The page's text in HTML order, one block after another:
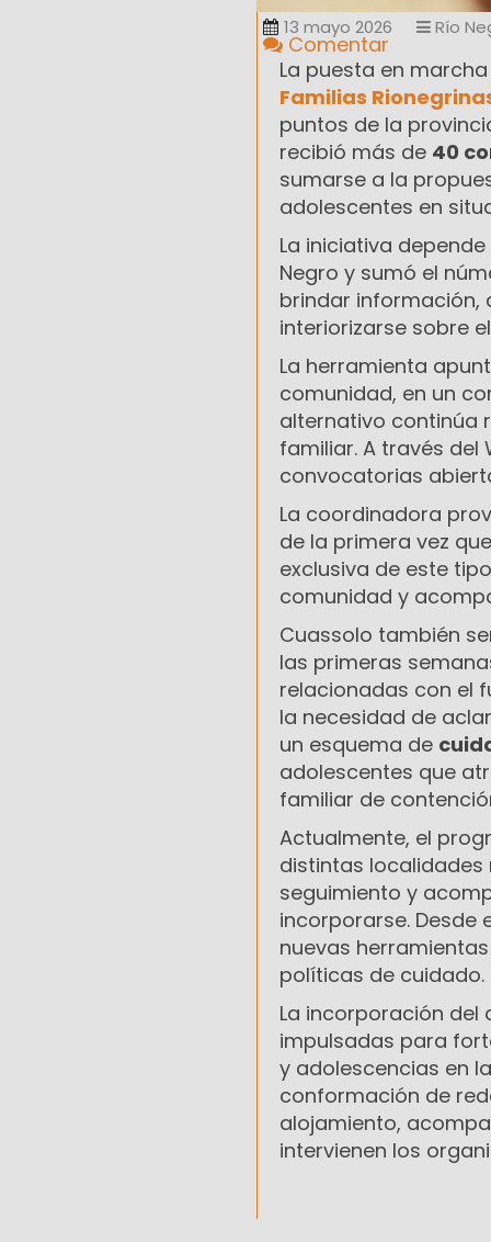
13 mayo 2026 Río
Comentar
La puesta en
Familias
puntos de la
recibió más de 40
sumarse a la
adolescentes en
La iniciativa
Negro y sumó el
brindar información,
interiorizarse sobre
La herramienta
comunidad, en un
alternativo continúa
familiar. A través del
convocatorias
La coordinadora
de la primera vez que
exclusiva de este
comunidad y
Cuassolo también
las primeras
relacionadas con el
la necesidad de
un esquema de
adolescentes que
familiar de
Actualmente, el
distintas localidades
seguimiento y
incorporarse. Desde
nuevas
políticas de cuidado.
La incorporación
impulsadas para
y adolescencias en
conformación de
alojamiento,
intervienen los